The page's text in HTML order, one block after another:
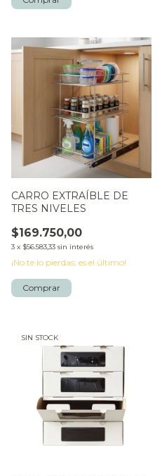
CARRO EXTRAÍBLE DE
TRES NIVELES
$169.750,00
3 x $56.583,33 sin interés
¡No te lo pierdas, es el último!
Comprar
SIN STOCK